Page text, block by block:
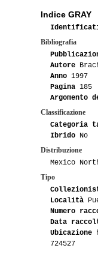
Indice GRAY
Bibliografia
Autore
Anno 1997
Pagina 185
Argomento
Classificazione
Categoria
Ibrido No
Distribuzione
Mexico
Tipo
Località
Numero
Data
Ubicazione
724527